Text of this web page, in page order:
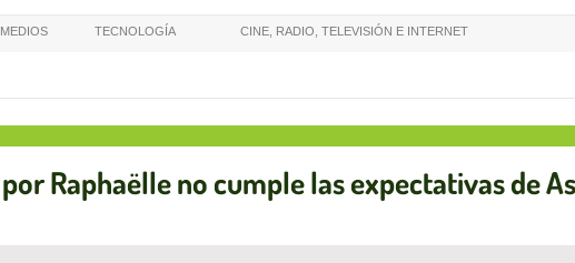
MEDIOS TECNOLOGÍA CINE, RADIO, TELEVISIÓN E INTERNET
Raphaëlle no cumple las expectativas de